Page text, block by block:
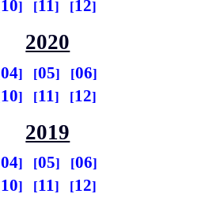
10 11 12
2020
04 05
06
10 11 12
2019
04 05
06
10 11 12